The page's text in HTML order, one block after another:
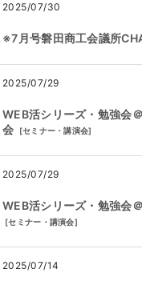
2025/07/30
※7月号磐田商工会議所
2025/07/29
WEB活シリーズ・勉強会
会
[セミナー・講演会]
2025/07/29
WEB活シリーズ・勉強会
[セミナー・講演会]
2025/07/14